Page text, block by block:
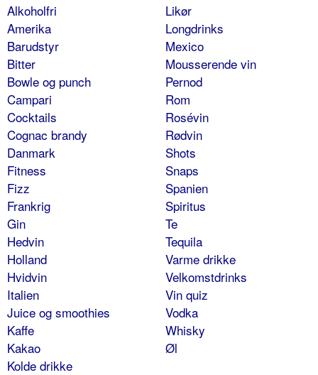
Alkoholfri
Amerika
Barudstyr
Bitter
Bowle og punch
Campari
Cocktails
Cognac brandy
Danmark
Fitness
Fizz
Frankrig
Gin
Hedvin
Holland
Hvidvin
Italien
Juice og smoothies
Kaffe
Kakao
Kolde drikke
Likør
Longdrinks
Mexico
Mousserende vin
Pernod
Rom
Rosévin
Rødvin
Shots
Snaps
Spanien
Spiritus
Te
Tequila
Varme drikke
Velkomstdrinks
Vin quiz
Vodka
Whisky
Øl